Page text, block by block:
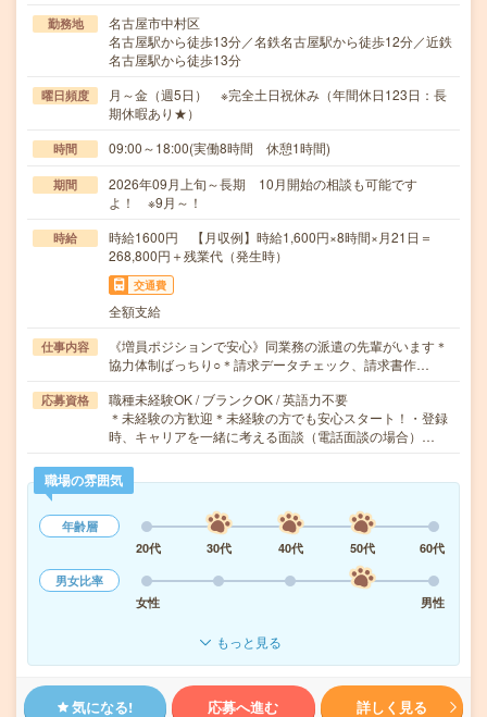
勤務地
名古屋市中村区
名古屋駅から徒歩13分／名鉄名古屋駅から徒歩12分／近鉄
名古屋駅から徒歩13分
曜日頻度
月～金（週5日） ※完全土日祝休み（年間休日123日：長
期休暇あり★）
時間 09:00～18:00(実働8時間 休憩1時間)
期間
2026年09月上旬～長期 10月開始の相談も可能です
よ！ ※9月～！
時給
時給1600円 【月収例】時給1,600円×8時間×月21日＝
268,800円＋残業代（発生時）
交通費
全額支給
仕事内容
《増員ポジションで安心》同業務の派遣の先輩がいます＊
協力体制ばっちり○＊請求データチェック、請求書作…
応募資格
職種未経験OK / ブランクOK / 英語力不要
＊未経験の方歓迎＊未経験の方でも安心スタート！・登録
時、キャリアを一緒に考える面談（電話面談の場合）…
職場の雰囲気
年齢層
20代
30代 40代 50代
60代
男女比率
女性
男性
もっと見る
気になる! 応募へ進む 詳しく見る